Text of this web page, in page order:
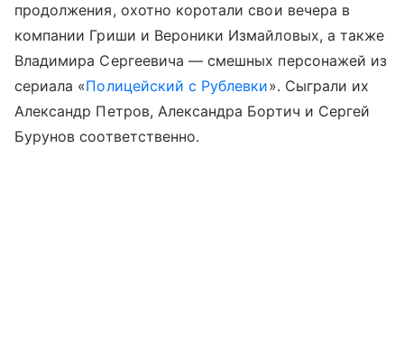
продолжения, охотно коротали свои вечера в
компании Гриши и Вероники Измайловых, а также
Владимира Сергеевича — смешных персонажей из
сериала «Полицейский с Рублевки». Сыграли их
Александр Петров, Александра Бортич и Сергей
Бурунов соответственно.